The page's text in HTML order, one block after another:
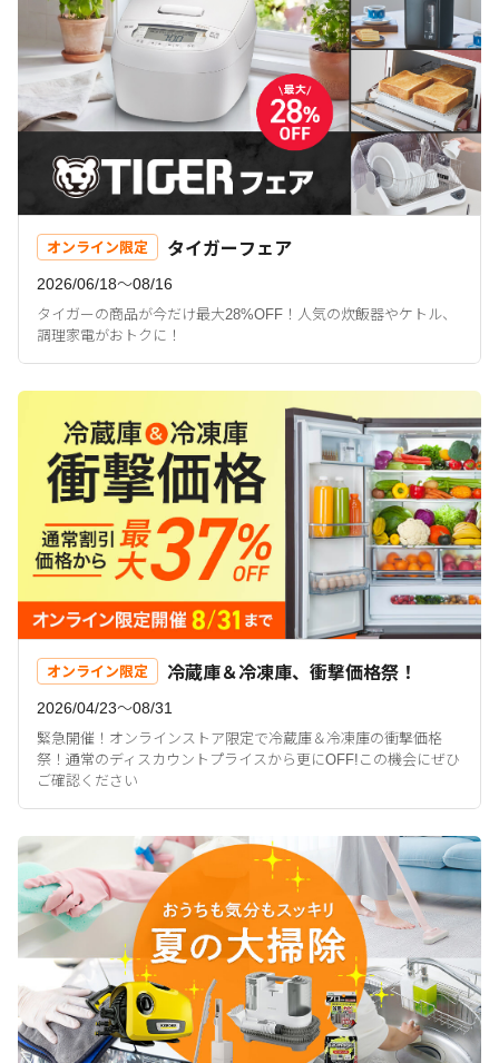
オンライン限定 タイガーフェア
2026/06/18〜08/16
タイガーの商品が今だけ最大28%OFF！人気の炊飯器やケトル、
調理家電がおトクに！
オンライン限定 冷蔵庫＆冷凍庫、衝撃価格祭！
2026/04/23〜08/31
緊急開催！オンラインストア限定で冷蔵庫＆冷凍庫の衝撃価格
祭！通常のディスカウントプライスから更にOFF!この機会にぜひ
ご確認ください